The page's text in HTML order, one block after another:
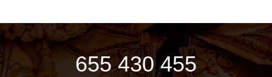
655 430 455